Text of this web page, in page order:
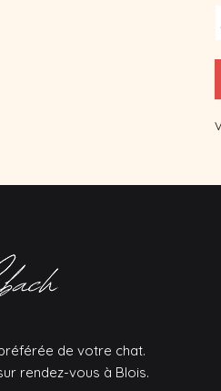
de votre chat.
rendez-vous à Blois.